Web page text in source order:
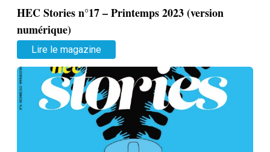
HEC Stories n°17 – Printemps 2023 (version
numérique)
Lire le magazine